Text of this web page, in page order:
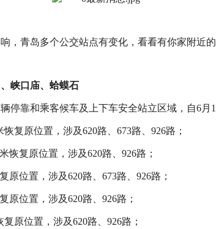
，青岛多个公交站点有变化，看看有你家附近的
峡口庙、蛤蟆石
停靠和乘客候车及上下车安全站立区域，自6月
复原位置，涉及620路、673路、926路；
恢复原位置，涉及620路、926路；
原位置，涉及620路、673路、926路；
原位置，涉及620路、926路；
原位置，涉及620路、926路；